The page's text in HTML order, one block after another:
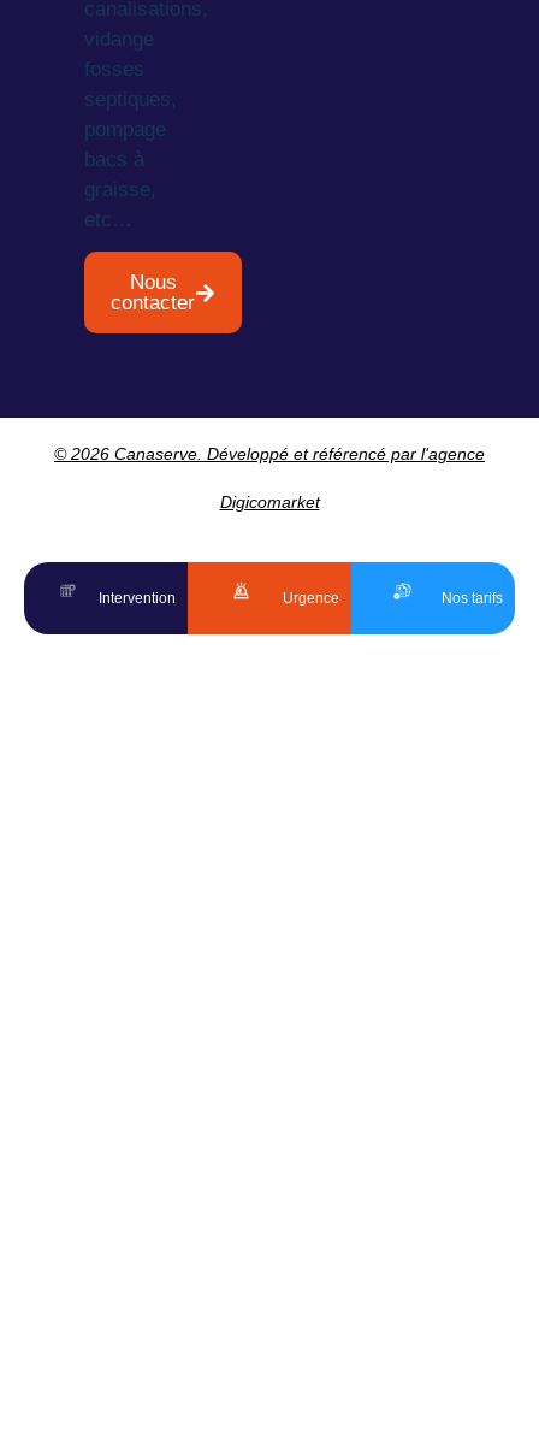
canalisations,
vidange
fosses
septiques,
pompage
bacs à
graisse,
etc…
Nous
contacter
© 2026 Canaserve. Développé et référencé par l'agence
Digicomarket
Intervention Urgence Nos tarifs